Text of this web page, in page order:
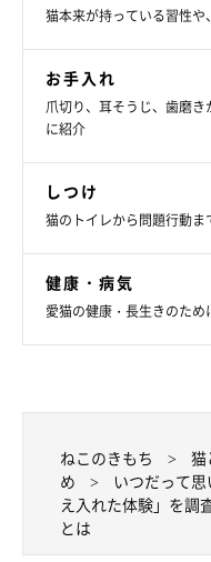
ねこのきもち投稿写真ギャラリー
最後に、生まれたての子
意点などについて、ねこ
教えていただきました。
――生まれたての子猫を道
きことについて教えてく
原先生：
しき猫がいないかをしっ
ましょう。不用意に人が
しまい、そのコのお世話
猫本来が持っている習性
お手入れ
爪切り、耳そうじ、歯磨
に紹介
しつけ
猫のトイレから問題行動
健康・病気
愛猫の健康・長生きのた
ねこのきもち 猫
め
いつだって
え入れた体験」を
とは